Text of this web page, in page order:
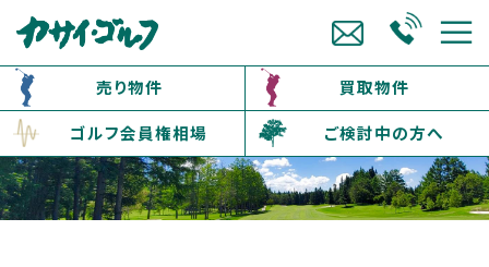
売り物件
買取物件
ゴルフ会員権相場
ご検討中の方へ